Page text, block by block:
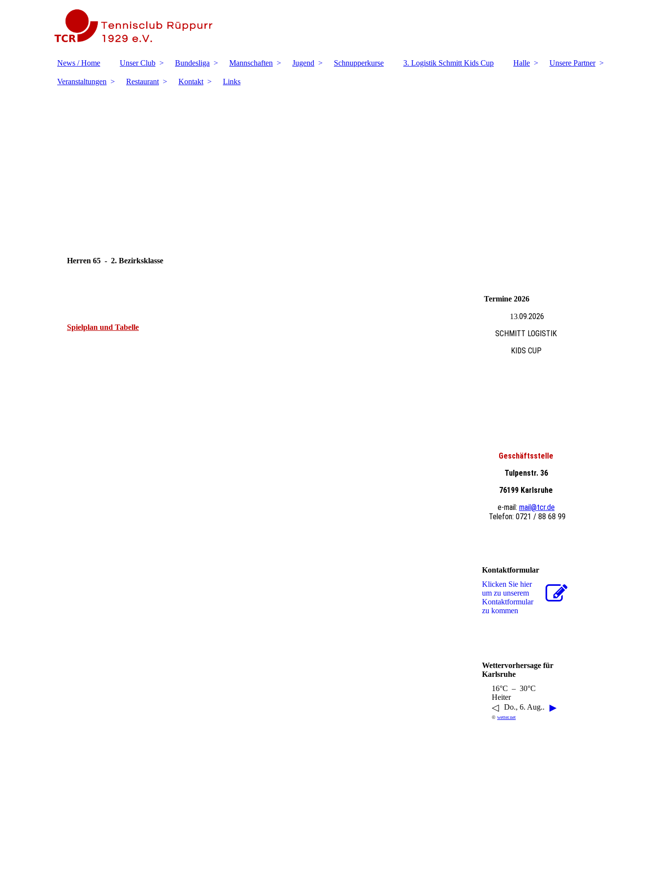
News / Home Unser Club Bundesliga Mannschaften Jugend Schnupperkurse 3. Logistik Schmitt Kids Cup Halle Unsere Partner
Veranstaltungen Restaurant Kontakt Links
Herren 65 - 2. Bezirksklasse
Spielplan und Tabelle
Termine 2026
13.09.2026
SCHMITT LOGISTIK
KIDS CUP
Geschäftsstelle
Tulpenstr. 36
76199 Karlsruhe
e-mail: mail@tcr.de
Telefon: 0721 / 88 68 99
Kontaktformular
Klicken Sie hier
um zu unserem
Kon­takt­for­mu­lar
zu kommen
Wettervorhersage für
Karlsruhe
16°C – 30°C
Heiter
◁ Do., 6. Aug.. ▶
© wetter.net